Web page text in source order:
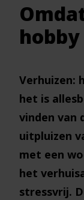
hobby
Verhuizen:
het is
vinden van
uitpluizen
met een
het
stressvrij.